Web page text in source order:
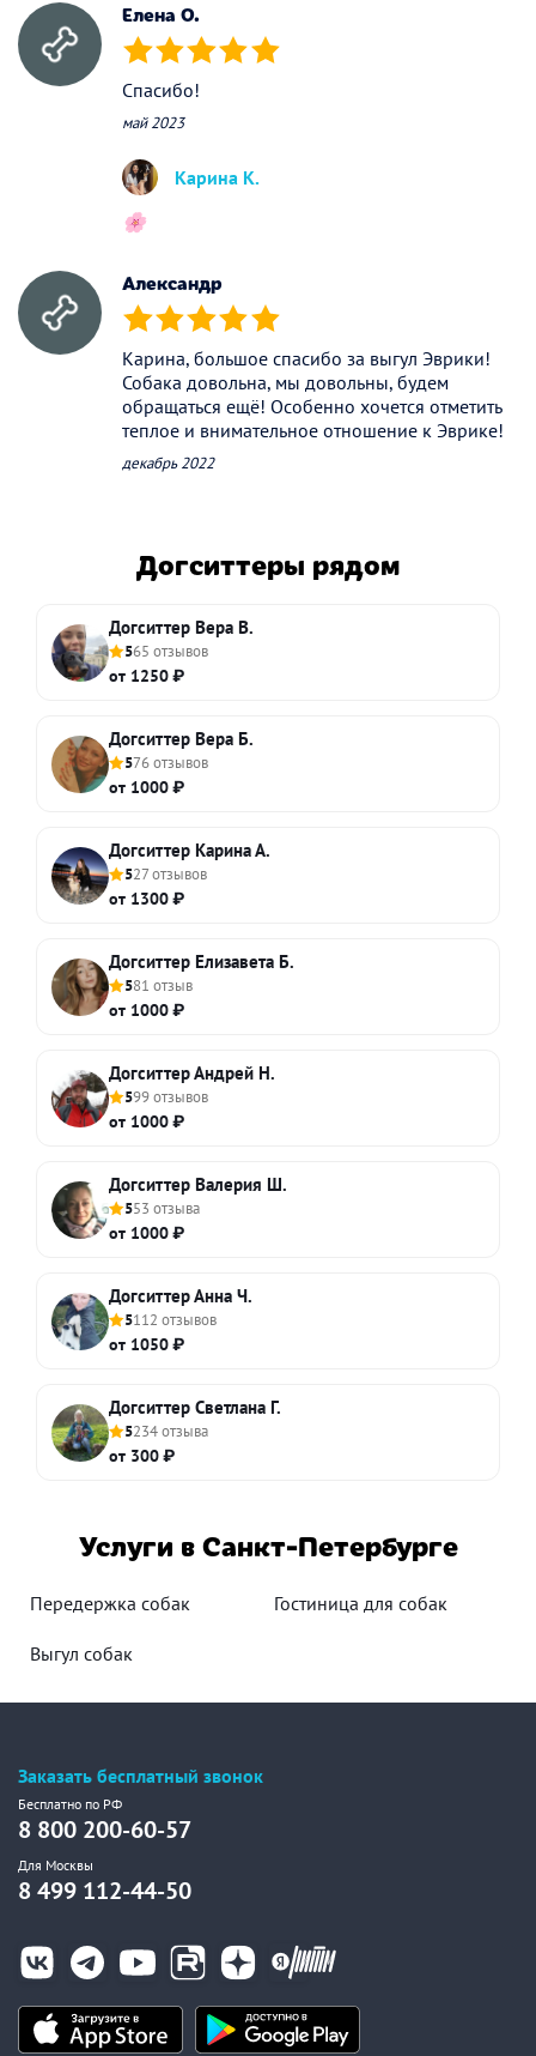
Елена О.
(*) (*) (*) (*) (*)
Спасибо!
май 2023
Карина К.
🌸
Александр
(*) (*) (*) (*) (*)
Карина, большое спасибо за выгул Эврики!
Собака довольна, мы довольны, будем
обращаться ещё! Особенно хочется отметить
теплое и внимательное отношение к Эврике!
декабрь 2022
Догситтеры рядом
Догситтер Вера В.
565 отзывов
от 1250 ₽
Догситтер Вера Б.
576 отзывов
от 1000 ₽
Догситтер Карина А.
527 отзывов
от 1300 ₽
Догситтер Елизавета Б.
581 отзыв
от 1000 ₽
Догситтер Андрей Н.
599 отзывов
от 1000 ₽
Догситтер Валерия Ш.
553 отзыва
от 1000 ₽
Догситтер Анна Ч.
5112 отзывов
от 1050 ₽
Догситтер Светлана Г.
5234 отзыва
от 300 ₽
Услуги в Санкт-Петербурге
Передержка собак Гостиница для собак
Выгул собак
Заказать бесплатный звонок
Бесплатно по РФ
8 800 200-60-57
Для Москвы
8 499 112-44-50